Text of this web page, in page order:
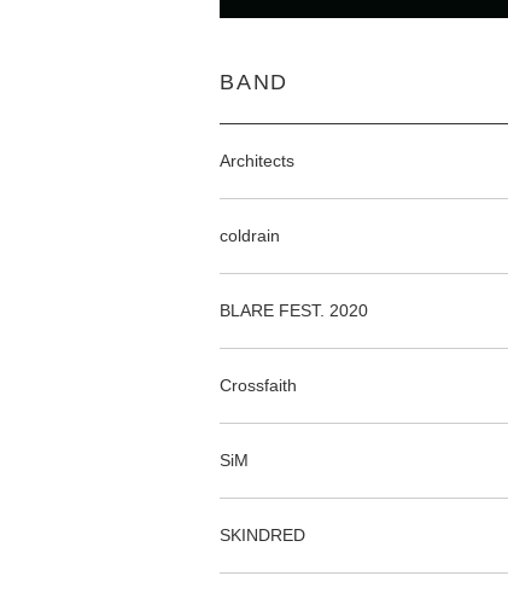
BAND
Architects
coldrain
BLARE FEST. 2020
Crossfaith
SiM
SKINDRED